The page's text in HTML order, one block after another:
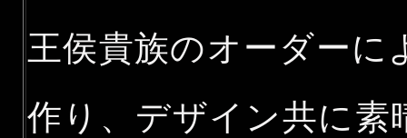
王侯貴族のオーダーに
作り、デザイン共に素